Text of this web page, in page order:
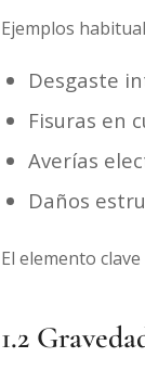
Ejemplos
Desgaste
Fisuras en
Averías
Daños
El elemento
1.2